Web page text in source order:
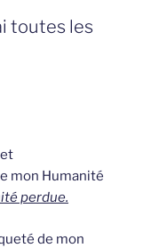
toutes les
mon Humanité
perdue.
de mon